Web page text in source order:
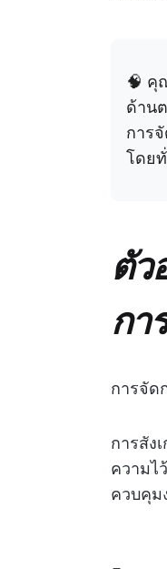
🧠 คุ
ด้าน
การ
โดย
ตัว
กา
การจัด
การสัง
ความไ
ควบคุม